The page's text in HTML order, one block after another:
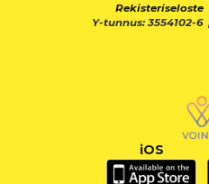
Rekisteriseloste
Y-tunnus: 3554102-6
iOS